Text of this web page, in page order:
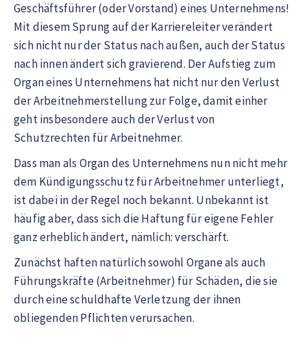
Geschäftsführer (oder Vorstand) eines Unternehmens!
Mit diesem Sprung auf der Karriereleiter verändert
sich nicht nur der Status nach außen, auch der Status
nach innen ändert sich gravierend. Der Aufstieg zum
Organ eines Unternehmens hat nicht nur den Verlust
der Arbeitnehmerstellung zur Folge, damit einher
geht insbesondere auch der Verlust von
Schutzrechten für Arbeitnehmer.
Dass man als Organ des Unternehmens nun nicht mehr
dem Kündigungsschutz für Arbeitnehmer unterliegt,
ist dabei in der Regel noch bekannt. Unbekannt ist
häufig aber, dass sich die Haftung für eigene Fehler
ganz erheblich ändert, nämlich: verschärft.
Zunächst haften natürlich sowohl Organe als auch
Führungskräfte (Arbeitnehmer) für Schäden, die sie
durch eine schuldhafte Verletzung der ihnen
obliegenden Pflichten verursachen.